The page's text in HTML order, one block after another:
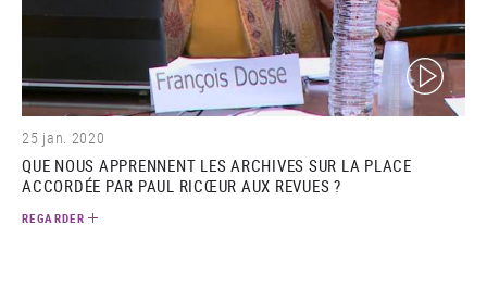
(video)
25 jan. 2020
QUE NOUS APPRENNENT LES ARCHIVES SUR LA PLACE
ACCORDÉE PAR PAUL RICŒUR AUX REVUES ?
REGARDER